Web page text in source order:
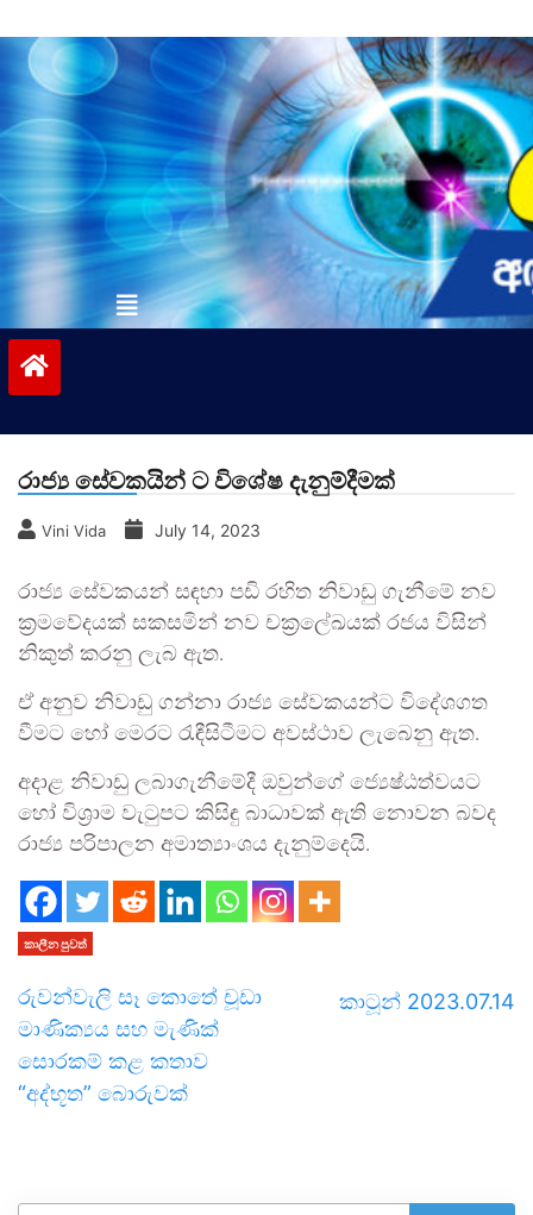
to
contentvinivida.lk
රාජ්‍ය සේවකයින් ට විශේෂ දැනුම්දීමක්
Vini Vida July 14, 2023
රාජ්‍ය සේවකයන් සඳහා පඩි රහිත නිවාඩු ගැනීමේ නව
ක්‍රමවේදයක් සකසමින් නව චක්‍රලේඛයක් රජය විසින්
නිකුත් කරනු ලැබ ඇත.
ඒ අනුව නිවාඩු ගන්නා රාජ්‍ය සේවකයන්ට විදේශගත
වීමට හෝ මෙරට රැඳීසිටීමට අවස්ථාව ලැබෙනු ඇත.
අදාළ නිවාඩු ලබාගැනීමේදී ඔවුන්ගේ ජ්‍යෙෂ්ඨත්වයට
හෝ විශ්‍රාම වැටුපට කිසිඳු බාධාවක් ඇති නොවන බවද
රාජ්‍ය පරිපාලන අමාත්‍යාංශය දැනුම්දෙයි.
කාලීන පුවත්
රුවන්වැලි සෑ කොතේ චූඩා
මාණික්‍යය සහ මැණික්
සොරකම් කළ කතාව
“අද්භූත” බොරුවක්
කාටූන් 2023.07.14